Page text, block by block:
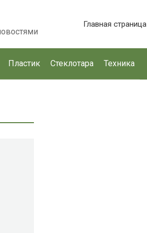
Главная страница
Пластик Стеклотара Техника